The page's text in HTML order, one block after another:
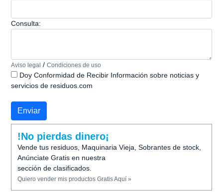
Consulta:
Aviso legal / Condiciones de uso
Doy Conformidad de Recibir Información sobre noticias y
servicios de residuos.com
!No pierdas dinero¡
Vende tus residuos, Maquinaria Vieja, Sobrantes de stock,
Anúnciate Gratis en nuestra
sección de clasificados.
Quiero vender mis productos Gratis Aquí »